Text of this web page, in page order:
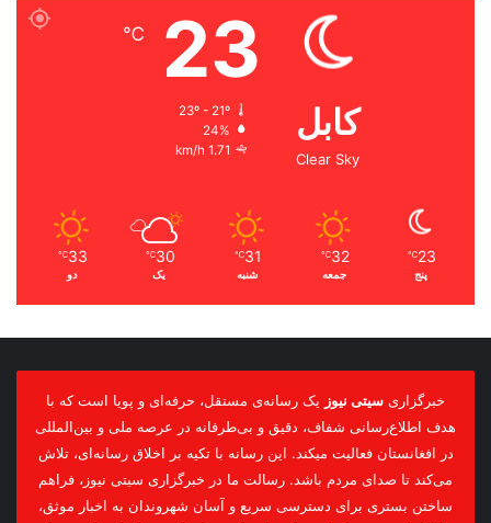
کابل
Clear Sky
23
℃
23º - 21º
24%
1.71 km/h
23
℃
پنج
32
℃
جمعه
31
℃
شنبه
30
℃
یک
33
℃
دو
خبرگزاری سیتی نیوز یک رسانه‌ی مستقل، حرفه‌ای و پویا است که با
هدف اطلاع‌رسانی شفاف، دقیق و بی‌طرفانه در عرصه ملی و بین‌المللی
در افغانستان فعالیت میکند. این رسانه با تکیه بر اخلاق رسانه‌ای، تلاش
می‌کند تا صدای مردم باشد. رسالت ما در خبرگزاری سیتی نیوز، فراهم
ساختن بستری برای دسترسی سریع و آسان شهروندان به اخبار موثق،